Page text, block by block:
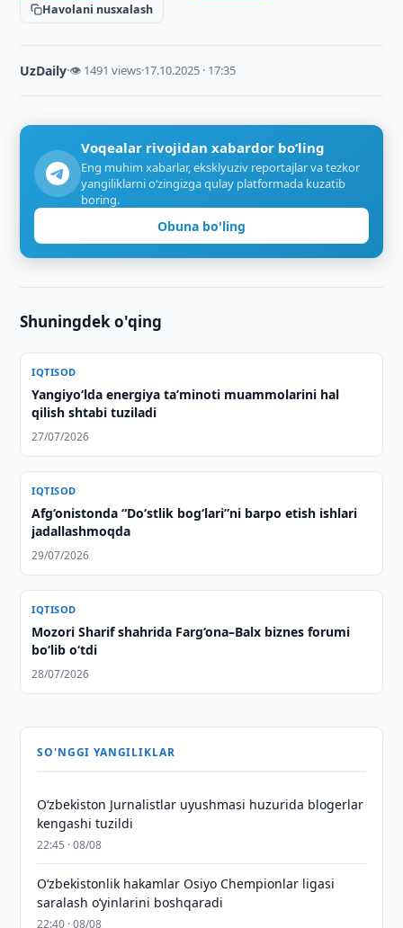
Havolani nusxalash
UzDaily·👁 1491 views·17.10.2025 · 17:35
Voqealar rivojidan xabardor bo‘ling
Eng muhim xabarlar, eksklyuziv reportajlar va tezkor
yangiliklarni o‘zingizga qulay platformada kuzatib
boring.
Obuna bo'ling
Shuningdek o'qing
IQTISOD
Yangiyo‘lda energiya taʼminoti muammolarini hal
qilish shtabi tuziladi
27/07/2026
IQTISOD
Afg‘onistonda “Do‘stlik bog‘lari”ni barpo etish ishlari
jadallashmoqda
29/07/2026
IQTISOD
Mozori Sharif shahrida Farg‘ona–Balx biznes forumi
bo‘lib o‘tdi
28/07/2026
SO'NGGI YANGILIKLAR
O‘zbekiston Jurnalistlar uyushmasi huzurida blogerlar
kengashi tuzildi
22:45 · 08/08
O‘zbekistonlik hakamlar Osiyo Chempionlar ligasi
saralash o‘yinlarini boshqaradi
22:40 · 08/08